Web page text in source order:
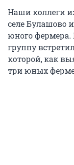
Наши коллеги
селе Булашово
юного
группу
которой, как
три юных